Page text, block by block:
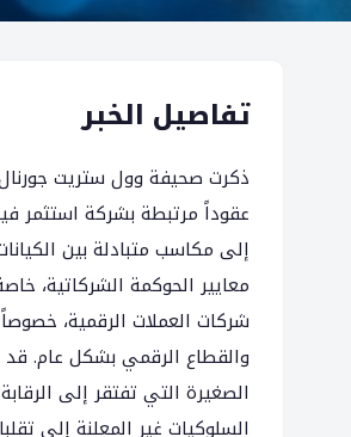
تفاصيل الخبر
ذكرت صحيفة وول ستريت
عقوداً مرتبطة بشركة استثمر
إلى مكاسب متبادلة بين
معايير الحوكمة الشركاتية،
شركات العملات الرقمية،
والقطاع الرقمي بشكل عام. قد
الصغيرة التي تفتقر إلى
السلوكيات غير المعلنة إلى